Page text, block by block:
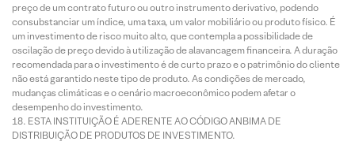
preço de um contrato futuro ou outro instrumento derivativo, podendo
consubstanciar um índice, uma taxa, um valor mobiliário ou produto físico. É
um investimento de risco muito alto, que contempla a possibilidade de
oscilação de preço devido à utilização de alavancagem financeira. A duração
recomendada para o investimento é de curto prazo e o patrimônio do cliente
não está garantido neste tipo de produto. As condições de mercado,
mudanças climáticas e o cenário macroeconômico podem afetar o
desempenho do investimento.
ESTA INSTITUIÇÃO É ADERENTE AO CÓDIGO ANBIMA DE
DISTRIBUIÇÃO DE PRODUTOS DE INVESTIMENTO.